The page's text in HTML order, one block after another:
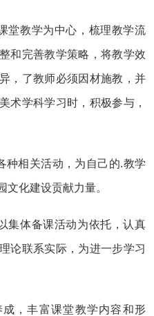
堂教学为中心，梳理教学流
和完善教学策略，将教学效
，了教师必须因材施教，并
术学科学习时，积极参与，
种相关活动，为自己的.教学
化建设贡献力量。
集体备课活动为依托，认真
论联系实际，为进一步学习
，丰富课堂教学内容和形